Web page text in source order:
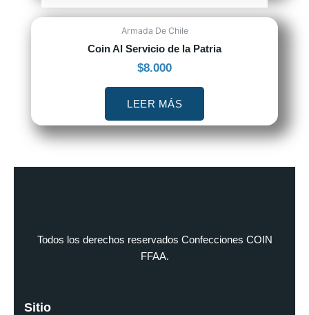
Armada De Chile
Coin Al Servicio de la Patria
$8.000
LEER MÁS
Todos los derechos reservados Confecciones COIN
FFAA.
Sitio